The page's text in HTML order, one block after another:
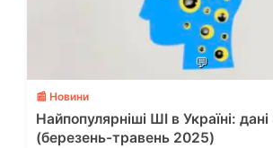
💬
📰 Новини
Найпопулярніші ШІ в Україні:
(березень-травень 2025)